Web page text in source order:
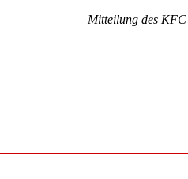
Mitteilung des